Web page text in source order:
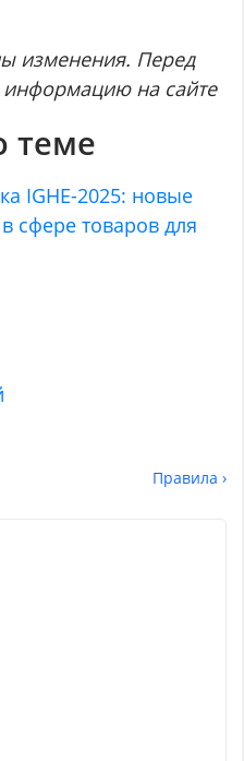
изменения. Перед
на сайте
теме
IGHE-2025: новые
сфере товаров для
Правила ›